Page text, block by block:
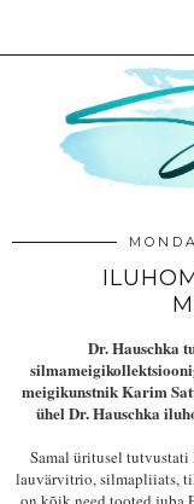
Dr. Hauschka
meigikunstnik Karim
ühel Dr. Hauschka
Samal üritusel
lauvärvitrio, silmapliiats,